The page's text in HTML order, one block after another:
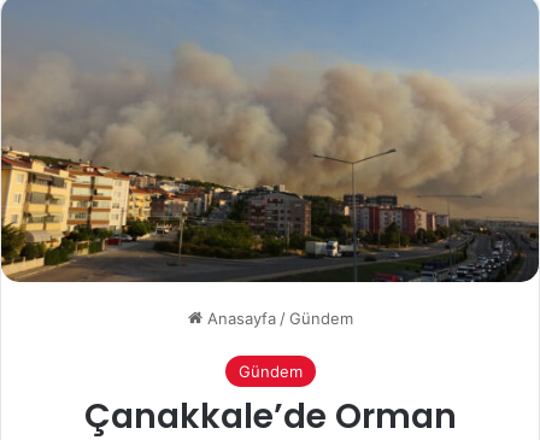
Anasayfa / Gündem
Gündem
Çanakkale’de Orman